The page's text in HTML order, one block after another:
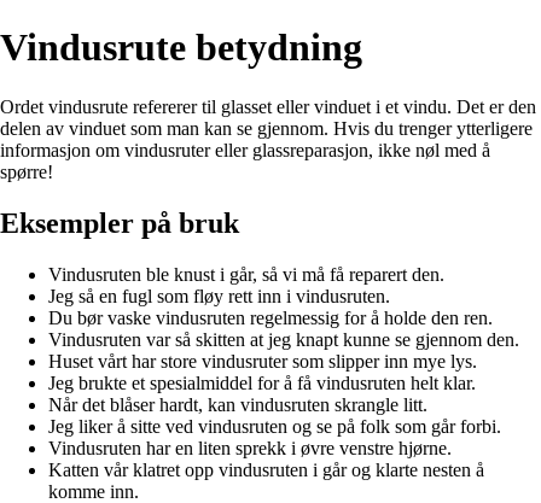
Vindusrute betydning
Ordet vindusrute refererer til glasset eller vinduet i et vindu. Det er den
delen av vinduet som man kan se gjennom. Hvis du trenger ytterligere
informasjon om vindusruter eller glassreparasjon, ikke nøl med å
spørre!
Eksempler på bruk
Vindusruten ble knust i går, så vi må få reparert den.
Jeg så en fugl som fløy rett inn i vindusruten.
Du bør vaske vindusruten regelmessig for å holde den ren.
Vindusruten var så skitten at jeg knapt kunne se gjennom den.
Huset vårt har store vindusruter som slipper inn mye lys.
Jeg brukte et spesialmiddel for å få vindusruten helt klar.
Når det blåser hardt, kan vindusruten skrangle litt.
Jeg liker å sitte ved vindusruten og se på folk som går forbi.
Vindusruten har en liten sprekk i øvre venstre hjørne.
Katten vår klatret opp vindusruten i går og klarte nesten å
komme inn.